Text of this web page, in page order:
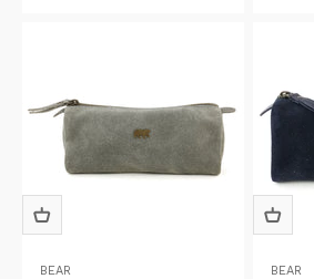
BEAR BEAR